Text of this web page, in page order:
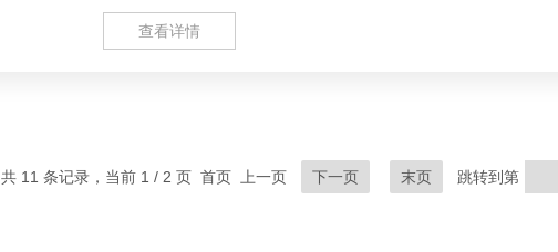
查看详情
共 11 条记录，当前 1 / 2 页 首页 上一页 下一页 末页 跳转到第